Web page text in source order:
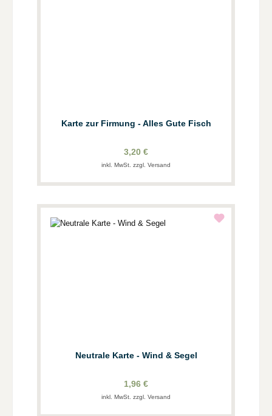
Karte zur Firmung - Alles Gute Fisch
3,20 €
inkl. MwSt. zzgl. Versand
Neutrale Karte - Wind & Segel
1,96 €
inkl. MwSt. zzgl. Versand